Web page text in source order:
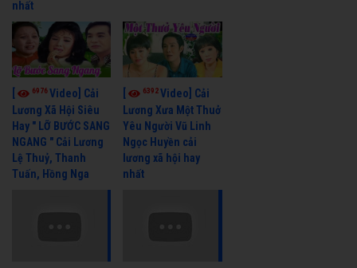
nhất
6976Video] Cải
Lương Xã Hội Siêu
Hay " LỠ BƯỚC SANG
NGANG " Cải Lương
Lệ Thuỷ, Thanh
Tuấn, Hồng Nga
6392Video] Cải
Lương Xưa Một Thuở
Yêu Người Vũ Linh
Ngọc Huyền cải
lương xã hội hay
nhất